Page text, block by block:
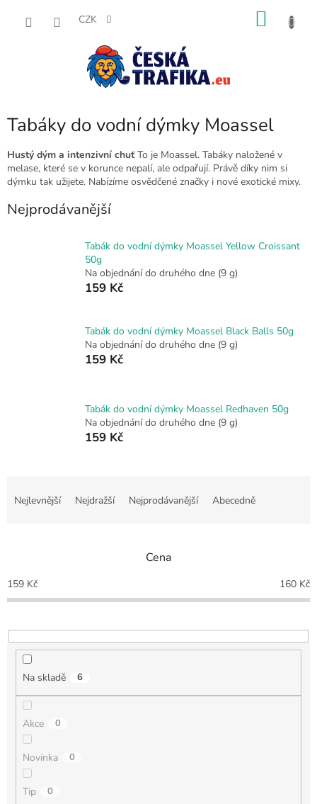
CZK
Tabáky do vodní dýmky Moassel
Hustý dým a intenzivní chuťTo je Moassel. Tabáky naložené v
melase, které se v korunce nepalí, ale odpařují. Právě díky nim si
dýmku tak užijete. Nabízíme osvědčené značky i nové exotické mixy.
Nejprodávanější
Tabák do vodní dýmky Moassel Yellow Croissant
50g
Na objednání do druhého dne (9 g)
159 Kč
Tabák do vodní dýmky Moassel Black Balls 50g
Na objednání do druhého dne (9 g)
159 Kč
Tabák do vodní dýmky Moassel Redhaven 50g
Na objednání do druhého dne (9 g)
159 Kč
p
r
o
u
Nejlevnější Nejdražší Nejprodávanější Abecedně
Cena
159 Kč 160 Kč
Na skladě 6
Akce 0
Novinka 0
Tip 0